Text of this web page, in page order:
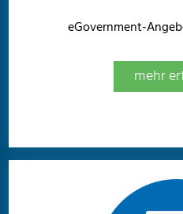
eGovernment-
mehr